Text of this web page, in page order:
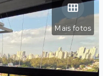
Mais fotos